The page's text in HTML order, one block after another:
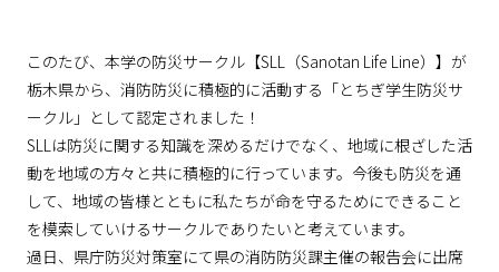
このたび、本学の防災サークル【SLL（Sanotan Life Line）】が
栃木県から、消防防災に積極的に活動する「とちぎ学生防災サ
ークル」として認定されました！
SLLは防災に関する知識を深めるだけでなく、地域に根ざした活
動を地域の方々と共に積極的に行っています。今後も防災を通
して、地域の皆様とともに私たちが命を守るためにできること
を模索していけるサークルでありたいと考えています。
過日、県庁防災対策室にて県の消防防災課主催の報告会に出席